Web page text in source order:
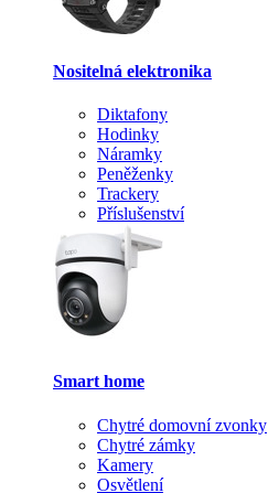
Nositelná elektronika
Diktafony
Hodinky
Náramky
Peněženky
Trackery
Příslušenství
Smart home
Chytré domovní zvonky
Chytré zámky
Kamery
Osvětlení